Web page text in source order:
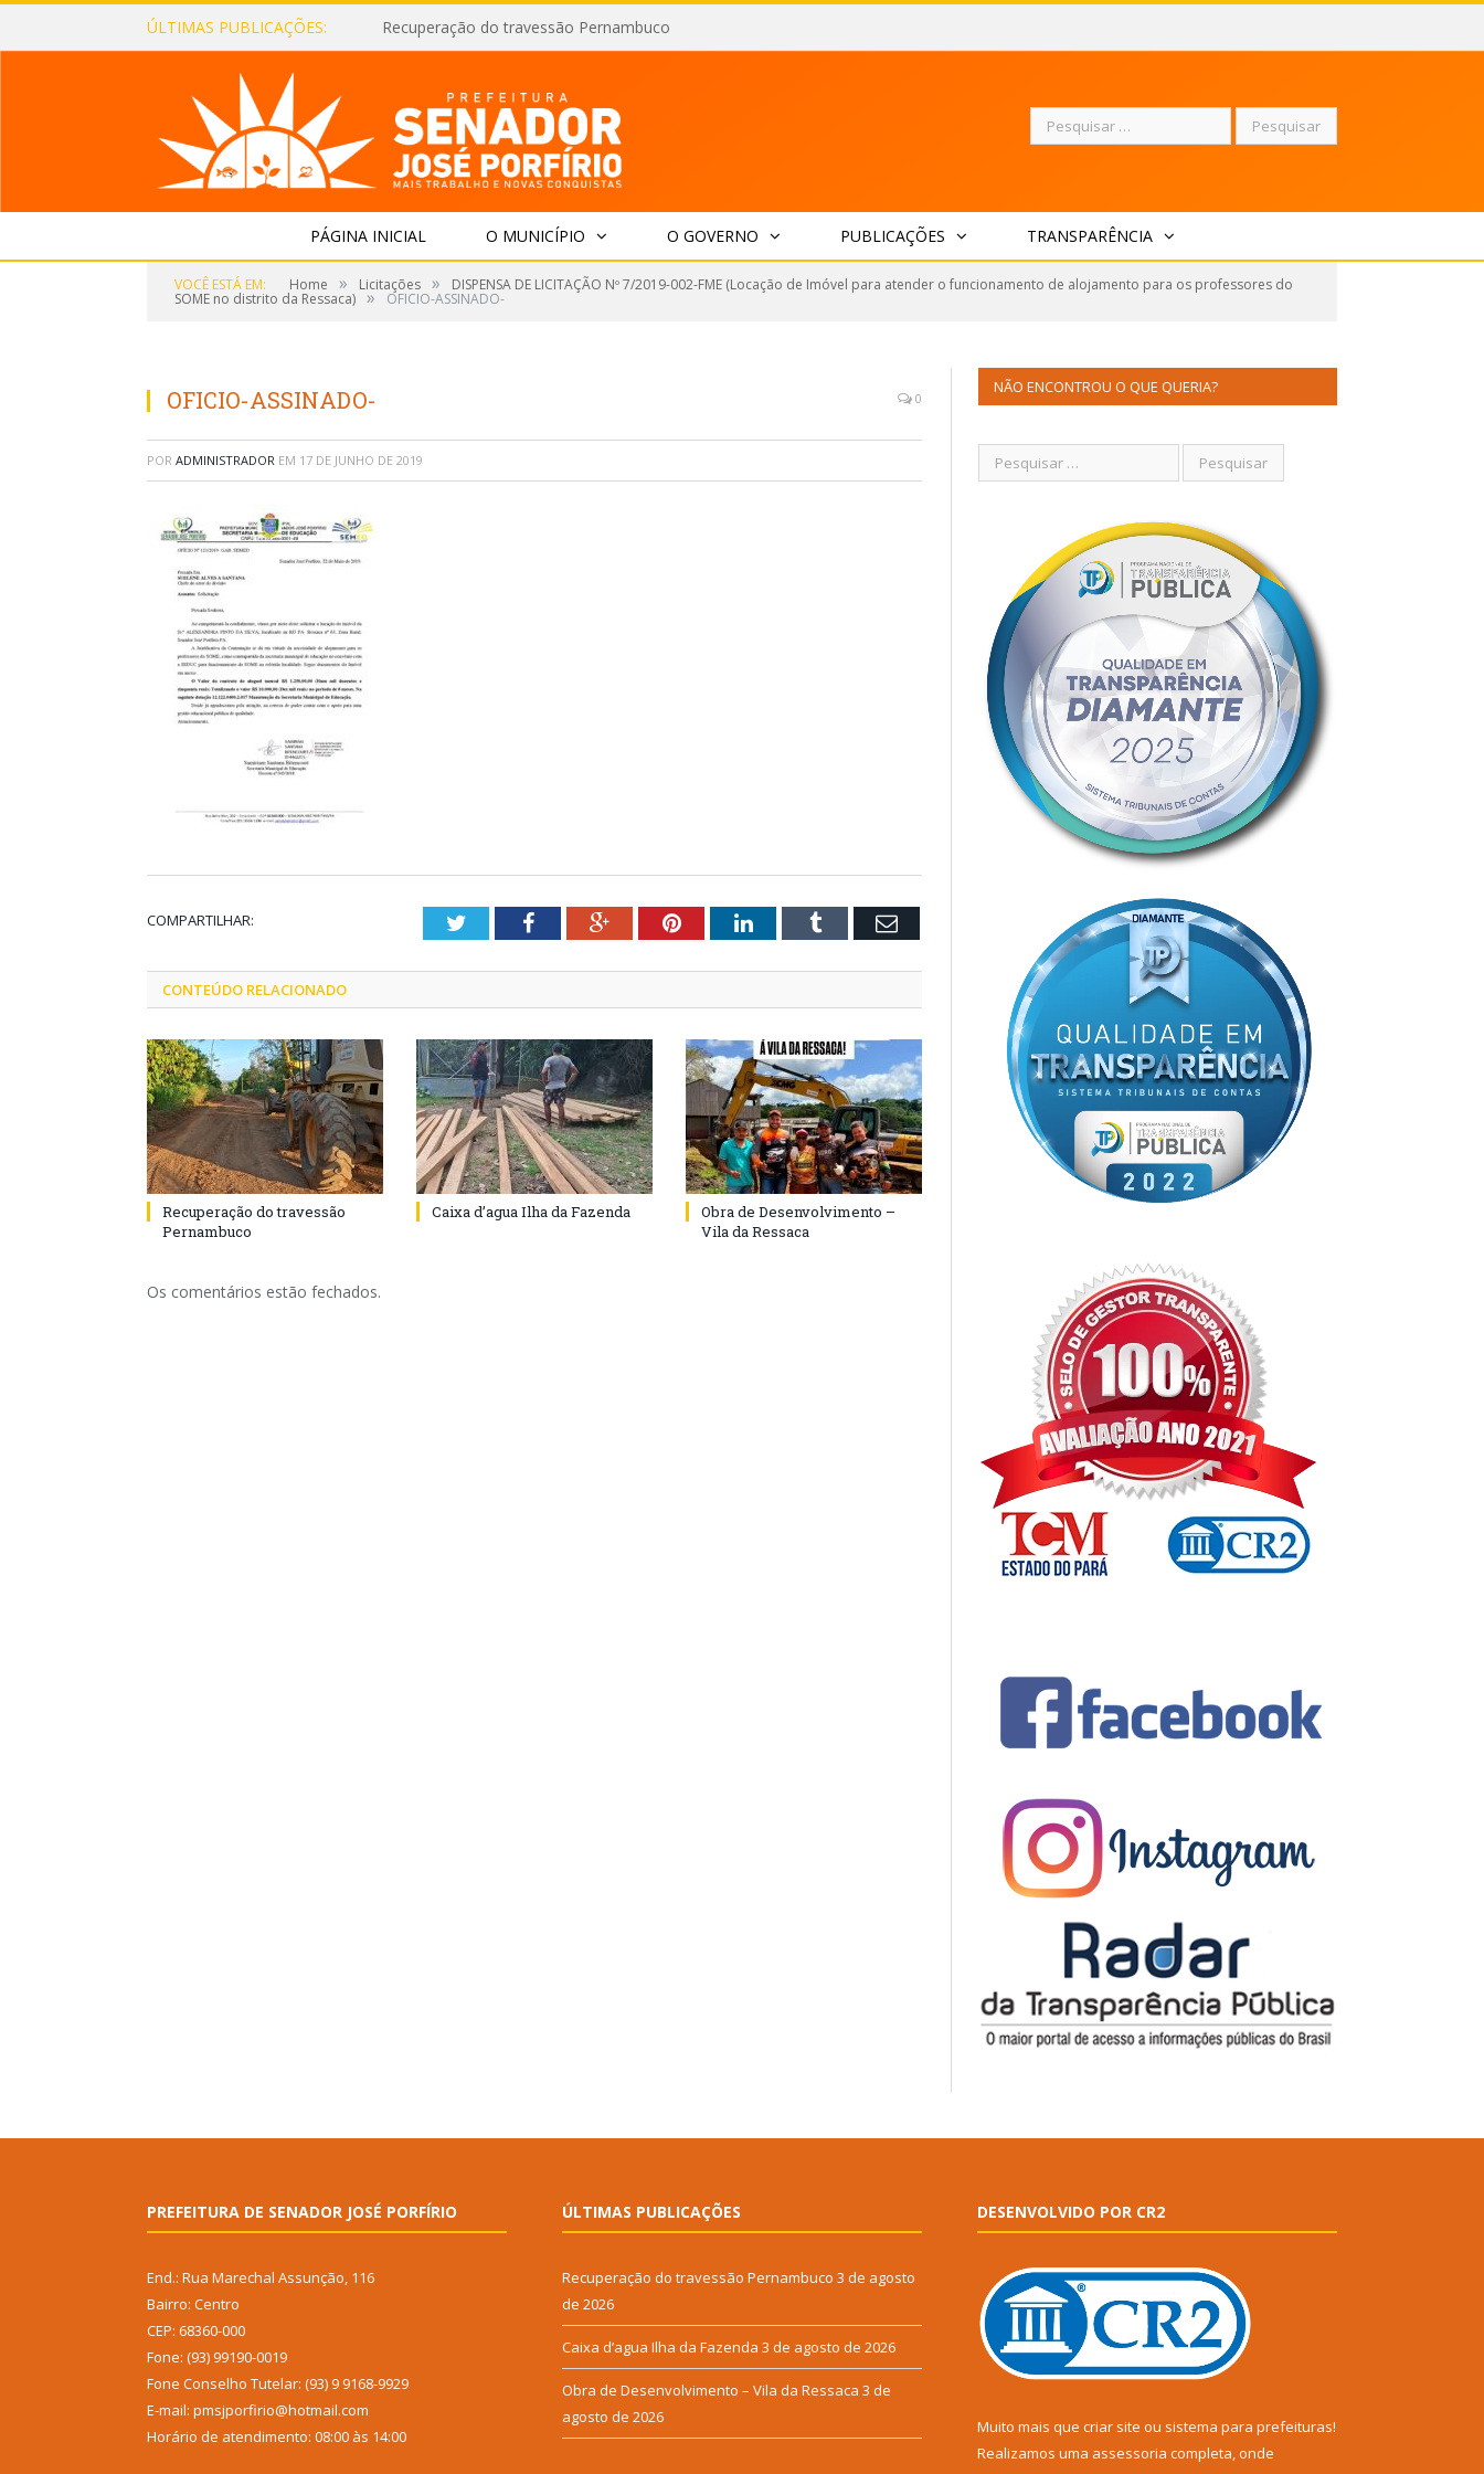
ÚLTIMAS PUBLICAÇÕES: Recuperação do travessão Pernambuco
Pesquisar
por:
PÁGINA INICIAL O MUNICÍPIO O GOVERNO PUBLICAÇÕES TRANSPARÊNCIA
VOCÊ ESTÁ EM: Home » Licitações » DISPENSA DE LICITAÇÃO Nº 7/2019-002-FME (Locação de Imóvel para atender o funcionamento de alojamento para os professores do
SOME no distrito da Ressaca) » OFICIO-ASSINADO-
OFICIO-ASSINADO- 0
POR ADMINISTRADOR EM 17 DE JUNHO DE 2019
COMPARTILHAR: TwitterFacebookGoogle+PinterestLinkedInTumblr Email
CONTEÚDO RELACIONADO
Recuperação do travessão
Pernambuco
Caixa d’agua Ilha da Fazenda
Obra de Desenvolvimento –
Vila da Ressaca
Os comentários estão fechados.
NÃO ENCONTROU O QUE QUERIA?
PREFEITURA DE SENADOR JOSÉ PORFÍRIO
End.: Rua Marechal Assunção, 116
Bairro: Centro
CEP: 68360-000
Fone: (93) 99190-0019
Fone Conselho Tutelar: (93) 9 9168-9929
E-mail: pmsjporfirio@hotmail.com
Horário de atendimento: 08:00 às 14:00
ÚLTIMAS PUBLICAÇÕES
Recuperação do travessão Pernambuco 3 de agosto
de 2026
Caixa d’agua Ilha da Fazenda 3 de agosto de 2026
Obra de Desenvolvimento – Vila da Ressaca 3 de
agosto de 2026
DESENVOLVIDO POR CR2
Muito mais que criar site ou sistema para prefeituras!
Realizamos uma assessoria completa, onde